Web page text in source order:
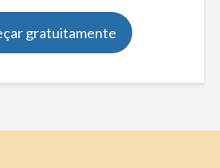
gratuitamente